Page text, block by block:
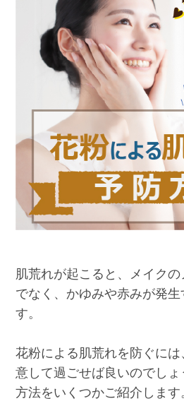
肌荒れが起こると、メイク
でなく、かゆみや赤みが発生
す。
花粉による肌荒れを防ぐに
意して過ごせば良いのでし
方法をいくつかご紹介します